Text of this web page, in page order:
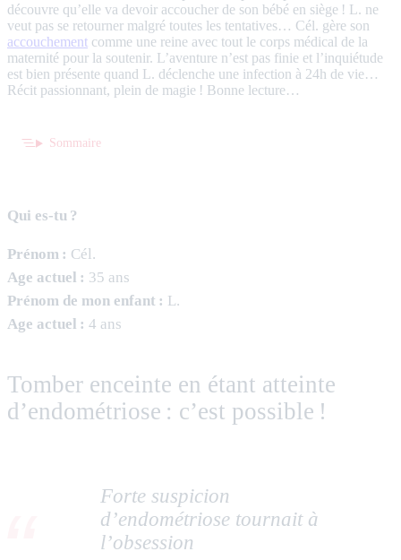
découvre qu’elle va devoir accoucher de son bébé en siège ! L. ne
veut pas se retourner malgré toutes les tentatives… Cél. gère son
accouchement comme une reine avec tout le corps médical de la
maternité pour la soutenir. L’aventure n’est pas finie et l’inquiétude
est bien présente quand L. déclenche une infection à 24h de vie…
Récit passionnant, plein de magie ! Bonne lecture…
Sommaire
Qui es-tu ?
Prénom : Cél.
Age actuel : 35 ans
Prénom de mon enfant : L.
Age actuel : 4 ans
Tomber enceinte en étant atteinte
d’endométriose : c’est possible !
Forte suspicion
d’endométriose tournait à
l’obsession